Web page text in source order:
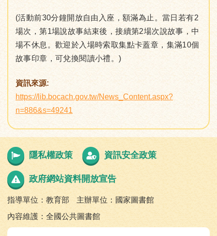
(活動前30分鐘開放自由入座，額滿為止。當日若有2
場次，第1場說故事結束後，接續第2場次說故事，中
場不休息。歡迎於入場時索取集點卡蓋章，集滿10個
故事印章，可兌換閱讀小禮。)
資訊來源:
https://lib.bocach.gov.tw/News_Content.aspx?
n=886&s=49241
隱私權政策 資訊安全政策
政府網站資料開放宣告
指導單位：教育部
主辦單位：國家圖書館
內容維護：全國公共圖書館